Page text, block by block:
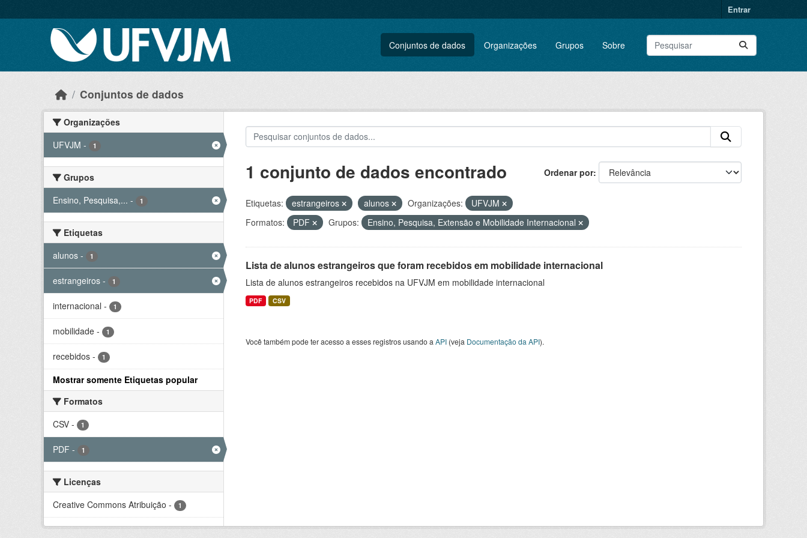
Entrar
Conjuntos de dados Organizações Grupos Sobre
Conjuntos de dados
Organizações
UFVJM - 1
Grupos
Ensino, Pesquisa,... - 1
Etiquetas
alunos - 1
estrangeiros - 1
internacional - 1
mobilidade - 1
recebidos - 1
Mostrar somente Etiquetas popular
Formatos
CSV - 1
PDF - 1
Licenças
Creative Commons Atribuição - 1
Ordenar por
1 conjunto de dados encontrado
Etiquetas: estrangeiros alunos Organizações:
UFVJM
Formatos:
PDF Grupos: Ensino, Pesquisa, Extensão e Mobilidade Internacional
Lista de alunos estrangeiros que foram recebidos em mobilidade internacional
Lista de alunos estrangeiros recebidos na UFVJM em mobilidade internacional
PDF CSV
Você também pode ter acesso a esses registros usando a API(veja Documentação da API).